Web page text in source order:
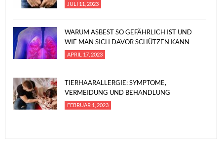
JULI 11, 2023
WARUM ASBEST SO GEFÄHRLICH IST UND
WIE MAN SICH DAVOR SCHÜTZEN KANN
APRIL 17, 2023
TIERHAARALLERGIE: SYMPTOME,
VERMEIDUNG UND BEHANDLUNG
FEBRUAR 1, 2023